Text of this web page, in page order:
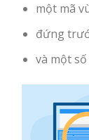
một mã
đứng
và một